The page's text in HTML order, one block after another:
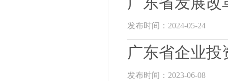
发布时间：2024-05-24
广东省企业
发布时间：2023-06-08